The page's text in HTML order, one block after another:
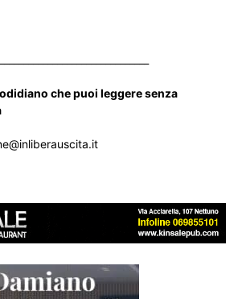
che puoi leggere senza